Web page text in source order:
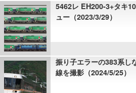
5462レ EH200-3+タキ
ュー（2023/3/29）
振り子エラーの383系
線を撮影（2024/5/25）